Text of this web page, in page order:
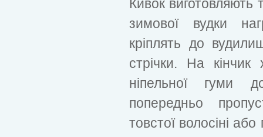
Кивок виготовляють
зимової вудки
кріплять до
стрічки. На кінчик
ніпельної гуми
попередньо
товстої волосіні